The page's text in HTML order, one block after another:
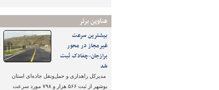
عناوین برتر
بیشترین سرعت
غیرمجاز در محور
برازجان-چغادک ثبت
شد
مدیرکل راهداری و حمل‌ونقل جاده‌ای استان
بوشهر از ثبت ۵۶۶ هزار و ۷۹۸ مورد سرعت